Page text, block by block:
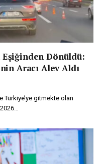
Eşiğinden Dönüldü:
Aracı Alev Aldı
Türkiye’ye gitmekte olan